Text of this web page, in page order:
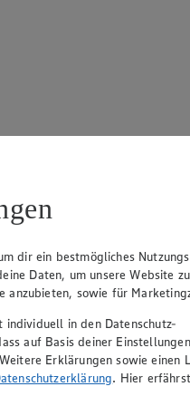
oder
Ringe
dir ein bestmögliches
Daten, um unsere Website zu
anzubieten, sowie für
in den Datenschutz-
auf Basis deiner
Erklärungen sowie einen
. Hier